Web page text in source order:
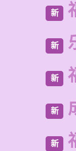
新
新
新
新
新